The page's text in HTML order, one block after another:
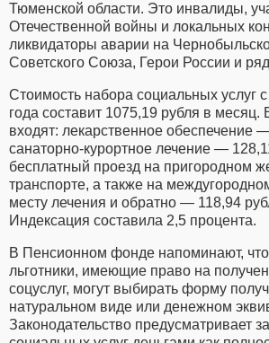
Тюменской области. Это инвалиды,
Отечественной войны и локальных
ликвидаторы аварии на
Советского Союза, Герои России и ряд
Стоимость набора социальных услуг
года составит 1075,19 рубля в месяц.
входят: лекарственное обеспечение
санаторно-курортное лечение —
бесплатный проезд на пригородном
транспорте, а также на
месту лечения и обратно — 118,94
Индексация составила 2,5 процента.
В Пенсионном фонде напоминают,
льготники, имеющие право на
соцуслуг, могут выбирать форму
натуральном виде или денежном
Законодательство предусматривает